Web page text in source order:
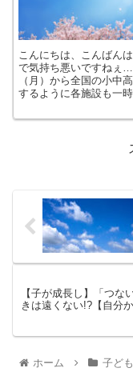
こんにちは、こんばん
で気持ち悪いですねぇ
（月）から全国の小中
するように各施設も一
【子が成長し】「つな
きは遠くない!?【自分
ホーム 子ども